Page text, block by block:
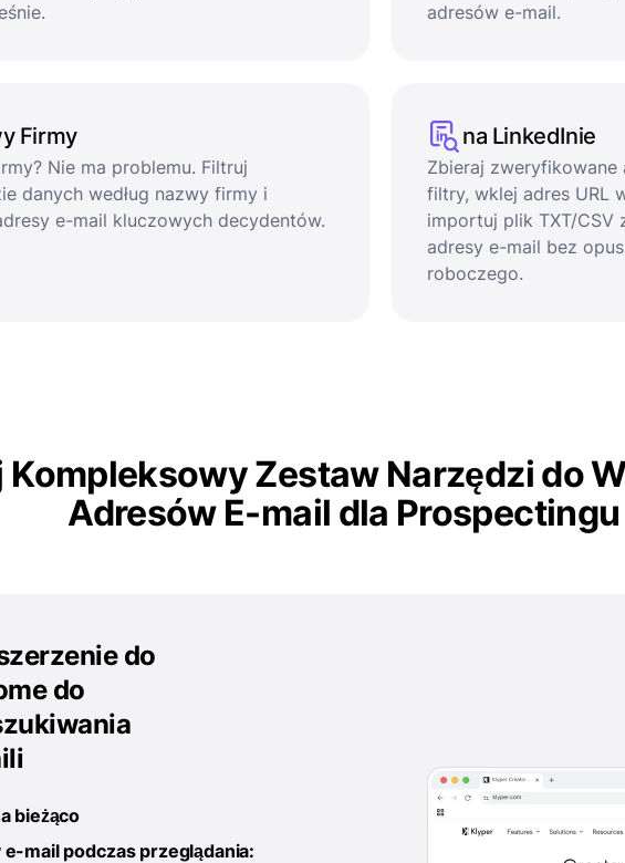
adresów e-mail.
Firmy
Nie ma problemu. Filtruj
danych według nazwy firmy i
e-mail kluczowych decydentów.
na LinkedInie
Zbieraj zweryfikowane
filtry, wklej adres URL
importuj plik TXT/CSV
adresy e-mail bez
roboczego.
Kompleksowy Zestaw Narzędzi do
Adresów E-mail dla Prospectingu
do
do
bieżąco
mail podczas przeglądania: